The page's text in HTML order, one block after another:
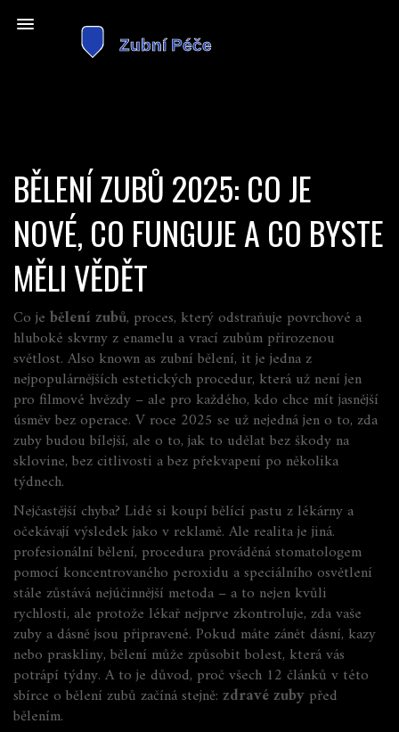
BĚLENÍ ZUBŮ 2025: CO JE
NOVÉ, CO FUNGUJE A CO BYSTE
MĚLI VĚDĚT
Co je bělení zubů, proces, který odstraňuje povrchové a
hluboké skvrny z enamelu a vrací zubům přirozenou
světlost. Also known as zubní bělení, it je jedna z
nejpopulárnějších estetických procedur, která už není jen
pro filmové hvězdy – ale pro každého, kdo chce mít jasnější
úsměv bez operace. V roce 2025 se už nejedná jen o to, zda
zuby budou bílejší, ale o to, jak to udělat bez škody na
sklovine, bez citlivosti a bez překvapení po několika
týdnech.
Nejčastější chyba? Lidé si koupí bělící pastu z lékárny a
očekávají výsledek jako v reklamě. Ale realita je jiná.
profesionální bělení, procedura prováděná stomatologem
pomocí koncentrovaného peroxidu a speciálního osvětlení
stále zůstává nejúčinnější metoda – a to nejen kvůli
rychlosti, ale protože lékař nejprve zkontroluje, zda vaše
zuby a dásně jsou připravené. Pokud máte zánět dásní, kazy
nebo praskliny, bělení může způsobit bolest, která vás
potrápí týdny. A to je důvod, proč všech 12 článků v této
sbírce o bělení zubů začíná stejně: zdravé zuby před
bělením.